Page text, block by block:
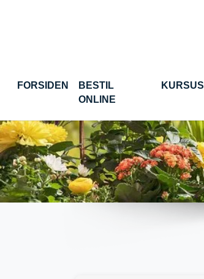
FORSIDEN
BESTIL
ONLINE
KURSUS